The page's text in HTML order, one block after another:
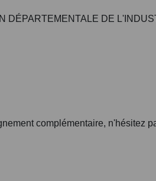
DÉPARTEMENTALE DE
complémentaire, n'hésitez